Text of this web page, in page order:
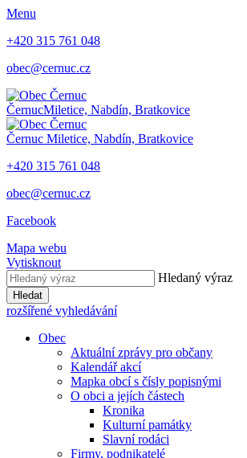
Menu
+420 315 761 048
obec@cernuc.cz
ČernucMiletice, Nabdín, Bratkovice
Černuc Miletice, Nabdín, Bratkovice
+420 315 761 048
obec@cernuc.cz
Facebook
Mapa webu
Vytisknout
Hledaný výraz
Hledat
rozšířené vyhledávání
Obec
Aktuální zprávy pro občany
Kalendář akcí
Mapka obcí s čísly popisnými
O obci a jejích částech
Kronika
Kulturní památky
Slavní rodáci
Firmy, podnikatelé